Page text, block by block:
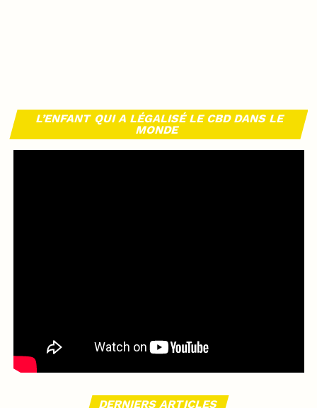
L’ENFANT QUI A LÉGALISÉ LE CBD DANS LE
MONDE
DERNIERS ARTICLES